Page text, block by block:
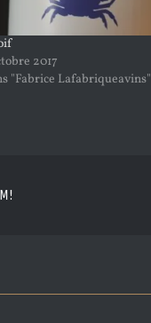
2017
"Fabrice Lafabriqueavins"